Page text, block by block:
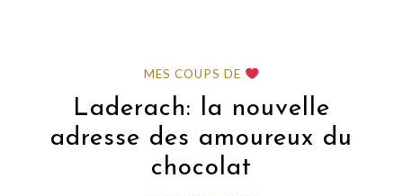
MES COUPS DE
Laderach: la nouvelle
adresse des amoureux du
chocolat